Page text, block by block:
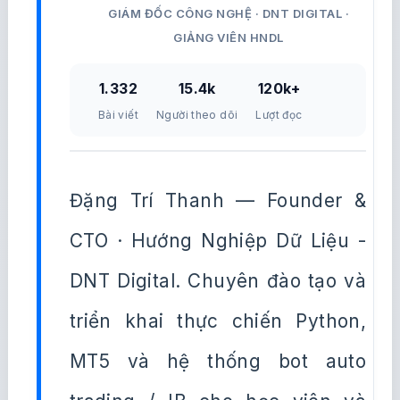
GIÁM ĐỐC CÔNG NGHỆ · DNT DIGITAL ·
GIẢNG VIÊN HNDL
1.332
Bài viết
15.4k
Người theo dõi
120k+
Lượt đọc
Đặng Trí Thanh — Founder &
CTO · Hướng Nghiệp Dữ Liệu -
DNT Digital. Chuyên đào tạo và
triển khai thực chiến Python,
MT5 và hệ thống bot auto